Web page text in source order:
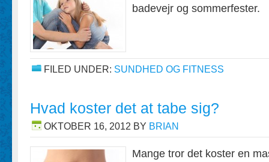
badevejr og sommerfester.
FILED UNDER: SUNDHED OG FITNESS
Hvad koster det at tabe sig?
OKTOBER 16, 2012 BY BRIAN
Mange tror det koster en